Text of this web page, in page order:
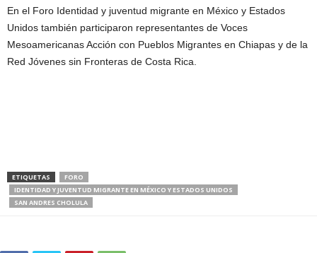
En el Foro Identidad y juventud migrante en México y Estados
Unidos también participaron representantes de Voces
Mesoamericanas Acción con Pueblos Migrantes en Chiapas y de la
Red Jóvenes sin Fronteras de Costa Rica.
ETIQUETAS
FORO
IDENTIDAD Y JUVENTUD MIGRANTE EN MÉXICO Y ESTADOS UNIDOS
SAN ANDRES CHOLULA